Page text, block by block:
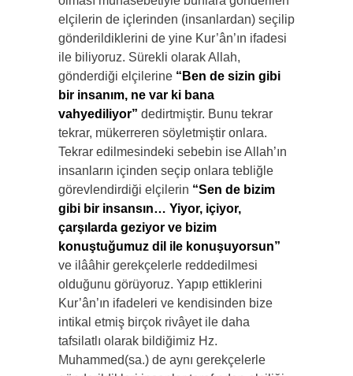
elçilerin de içlerinden (insanlardan) seçilip
gönderildiklerini de yine Kur’ân’ın ifadesi
ile biliyoruz. Sürekli olarak Allah,
gönderdiği elçilerine “Ben de sizin gibi
bir insanım, ne var ki bana
vahyediliyor” dedirtmiştir. Bunu tekrar
tekrar, mükerreren söyletmiştir onlara.
Tekrar edilmesindeki sebebin ise Allah’ın
insanların içinden seçip onlara tebliğle
görevlendirdiği elçilerin “Sen de bizim
gibi bir insansın… Yiyor, içiyor,
çarşılarda geziyor ve bizim
konuştuğumuz dil ile konuşuyorsun”
ve ilââhir gerekçelerle reddedilmesi
olduğunu görüyoruz. Yapıp ettiklerini
Kur’ân’ın ifadeleri ve kendisinden bize
intikal etmiş birçok rivâyet ile daha
tafsilatlı olarak bildiğimiz Hz.
Muhammed(sa.) de aynı gerekçelerle